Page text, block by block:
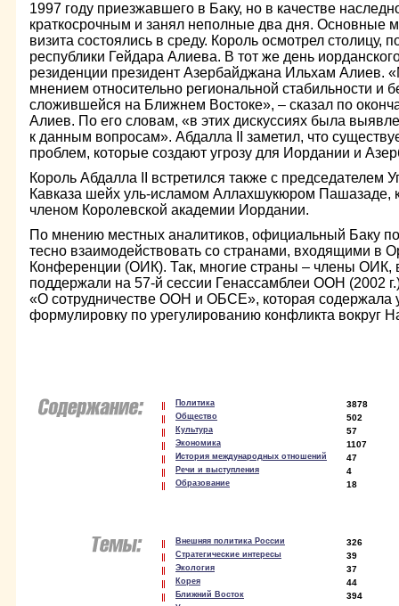
1997 году приезжавшего в Баку, но в качестве
краткосрочным и занял неполные два дня. Основные
визита состоялись в среду. Король осмотрел столицу,
республики Гейдара Алиева. В тот же день
резиденции президент Азербайджана Ильхам Алиев.
мнением относительно региональной стабильности и
сложившейся на Ближнем Востоке», – сказал по
Алиев. По его словам, «в этих дискуссиях была
к данным вопросам». Абдалла II заметил, что
проблем, которые создают угрозу для Иордании и
Король Абдалла II встретился также с председателем
Кавказа шейх уль-исламом Аллахшукюром Пашазаде,
членом Королевской академии Иордании.
По мнению местных аналитиков, официальный Баку
тесно взаимодействовать со странами, входящими в
Конференции (ОИК). Так, многие страны – члены ОИК,
поддержали на 57-й сессии Генассамблеи ООH (2002
«О сотрудничестве ООH и ОБСЕ», которая
формулировку по урегулированию конфликта вокруг
Политика 3878
Общество 502
Культура 57
Экономика 1107
История международных отношений 47
Речи и выступления 4
Образование 18
Внешняя политика России 326
Стратегические интересы 39
Экология 37
Корея 44
Ближний Восток 394